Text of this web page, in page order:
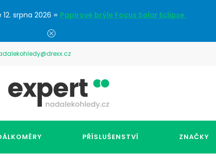
srpna 2026 = Papírové brýle Focus Solar Eclipse
PŘÍSLUŠENSTVÍ ZNAČKY